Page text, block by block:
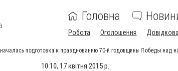
Головна
Робота Оголошення Довідкова
подготовка к празднованию 70-й годовщины Победы над
10:10, 17 квітня 2015 р.